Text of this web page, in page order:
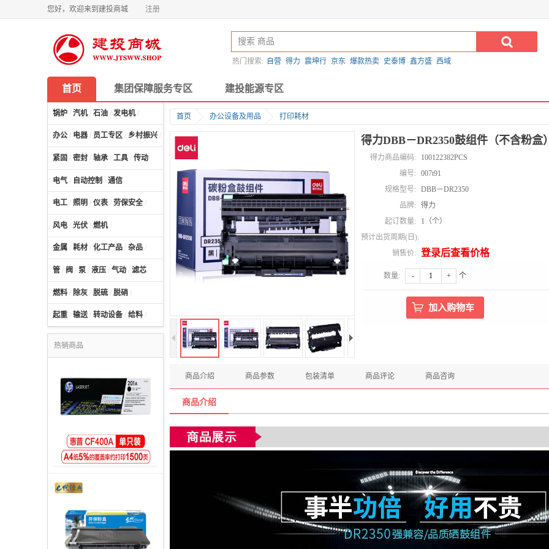
您好，欢迎来到建投商城 注册
热门搜索: 自营 得力 震坤行 京东 爆款热卖 史泰博 鑫方盛 西域
首页 集团保障服务专区 建投能源专区
锅炉 / 汽机/ 石油 / 发电机/
办公 / 电器 / 员工专区 / 乡村振兴 / 计算机及配件
紧固 / 密封 / 轴承 / 工具 / 传动
电气 / 自动控制 / 通信
电工 / 照明 / 仪表 / 劳保安全 /
风电 / 光伏 / 燃机/
金属 / 耗材 / 化工产品 / 杂品 /
管 / 阀 / 泵 / 液压 / 气动 / 滤芯
燃料 / 除灰 / 脱硫 / 脱硝 /
起重 / 输送/ 转动设备 / 给料 /
热销商品
首页 办公设备及用品 打印耗材
得力DBB－DR2350鼓组件（不含粉盒
得力商品编码:
100122382PCS
编号:
007t91
规格型号:
DBB－DR2350
品牌:
得力
起订数量:
1（个）
预计出货周期(日):
销售价:
登录后查看价格
数量: - + 个
商品介绍 商品参数 包装清单 商品评论 商品咨询
商品介绍